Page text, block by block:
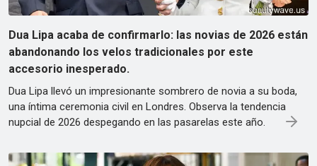
Dua Lipa acaba de confirmarlo: las novias de 2026 están
abandonando los velos tradicionales por este
accesorio inesperado.
Dua Lipa llevó un impresionante sombrero de novia a su boda,
una íntima ceremonia civil en Londres. Observa la tendencia
nupcial de 2026 despegando en las pasarelas este año.